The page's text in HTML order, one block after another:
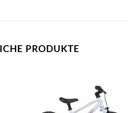
PRODUKTE